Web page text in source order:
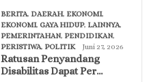
BERITA, DAERAH, EKONOMI,
EKONOMI, GAYA HIDUP, LAINNYA,
PEMERINTAHAN, PENDIDIKAN,
PERISTIWA, POLITIK Juni 27, 2026
Ratusan Penyandang
Disabilitas Dapat Per…